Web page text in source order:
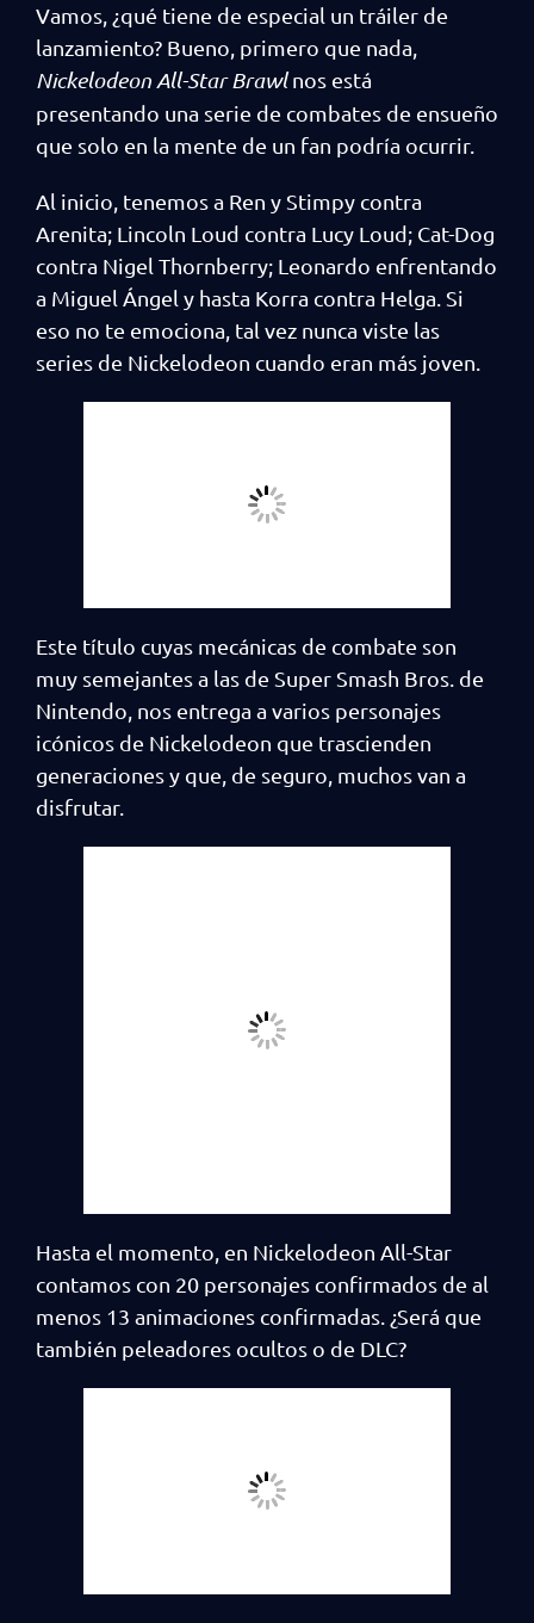
Vamos, ¿qué tiene de especial un tráiler de
lanzamiento? Bueno, primero que nada,
Nickelodeon All-Star Brawlnos está
presentando una serie de combates de ensueño
que solo en la mente de un fan podría ocurrir.
Al inicio, tenemos a Ren y Stimpy contra
Arenita; Lincoln Loud contra Lucy Loud; Cat-Dog
contra Nigel Thornberry; Leonardo enfrentando
a Miguel Ángel y hasta Korra contra Helga. Si
eso no te emociona, tal vez nunca viste las
series de Nickelodeon cuando eran más joven.
Este título cuyas mecánicas de combate son
muy semejantes a las de Super Smash Bros. de
Nintendo, nos entrega a varios personajes
icónicos de Nickelodeon que trascienden
generaciones y que, de seguro, muchos van a
disfrutar.
Hasta el momento, en Nickelodeon All-Star
contamos con 20 personajes confirmados de al
menos 13 animaciones confirmadas. ¿Será que
también peleadores ocultos o de DLC?